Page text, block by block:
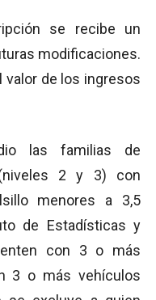
se recibe un
modificaciones.
valor de los ingresos
las familias de
2 y 3) con
menores a 3,5
de Estadísticas y
con 3 o más
3 o más vehículos